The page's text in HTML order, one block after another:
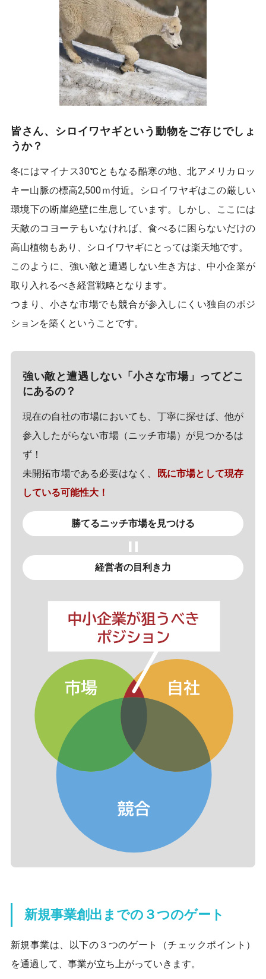
皆さん、シロイワヤギという動物をご存じでしょ
うか？
冬にはマイナス30℃ともなる酷寒の地、北アメリカロッ
キー山脈の標高2,500ｍ付近。シロイワヤギはこの厳しい
環境下の断崖絶壁に生息しています。しかし、ここには
天敵のコヨーテもいなければ、食べるに困らないだけの
高山植物もあり、シロイワヤギにとっては楽天地です。
このように、強い敵と遭遇しない生き方は、中小企業が
取り入れるべき経営戦略となります。
つまり、小さな市場でも競合が参入しにくい独自のポジ
ションを築くということです。
強い敵と遭遇しない「小さな市場」ってどこ
にあるの？
現在の自社の市場においても、丁寧に探せば、他が
参入したがらない市場（ニッチ市場）が見つかるは
ず！
未開拓市場である必要はなく、 既に市場として現存
している可能性大！
勝てるニッチ市場を見つける
経営者の目利き力
新規事業創出までの３つのゲート
新規事業は、以下の３つのゲート（チェックポイント）
を通過して、事業が立ち上がっていきます。